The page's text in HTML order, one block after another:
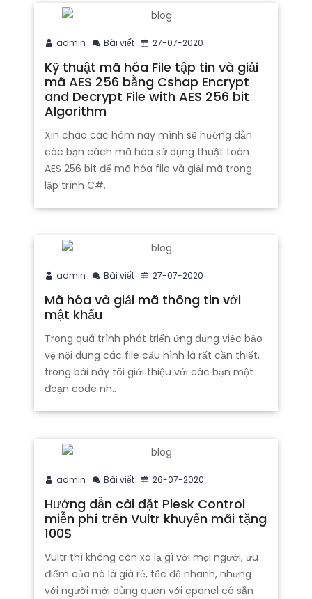
admin Bài viết 27-07-2020
Kỹ thuật mã hóa File tập tin và giải
mã AES 256 bằng Cshap Encrypt
and Decrypt File with AES 256 bit
Algorithm
Xin chào các hôm nay mình sẽ hướng dẫn
các bạn cách mã hóa sử dụng thuật toán
AES 256 bit để mã hóa file và giải mã trong
lập trình C#.
admin Bài viết 27-07-2020
Mã hóa và giải mã thông tin với
mật khẩu
Trong quá trình phát triển ứng dụng việc bảo
vệ nội dung các file cấu hình là rất cần thiết,
trong bài này tôi giới thiệu với các bạn một
đoạn code nh..
admin Bài viết 26-07-2020
Hướng dẫn cài đặt Plesk Control
miễn phí trên Vultr khuyến mãi tặng
100$
Vultr thì không còn xa lạ gì với mọi người, ưu
điểm của nó là giá rẻ, tốc độ nhanh, nhưng
với người mới dùng quen với cpanel có sẵn